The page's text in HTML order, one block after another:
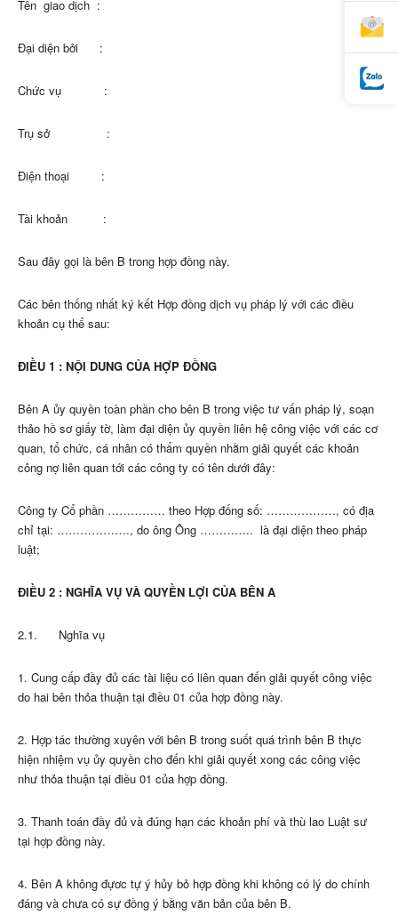
Tên giao dịch :
Đại diện bởi :
Chức vụ :
Trụ sở :
Điện thoại :
Tài khoản :
Sau đây gọi là bên B trong hợp đồng này.
Các bên thống nhất ký kết Hợp đồng dịch vụ pháp lý với các điều
khoản cụ thể sau:
ĐIỀU 1 : NỘI DUNG CỦA HỢP ĐỒNG
Bên A ủy quyền toàn phần cho bên B trong việc tư vấn pháp lý, soạn
thảo hồ sơ giấy tờ, làm đại diện ủy quyền liên hệ công việc với các cơ
quan, tổ chức, cá nhân có thẩm quyền nhằm giải quyết các khoản
công nợ liên quan tới các công ty có tên dưới đây:
Công ty Cổ phần …………… theo Hợp đống số: ………………, có địa
chỉ tại: ………………., do ông Ông ………….. là đại diện theo pháp
luật;
ĐIỀU 2 : NGHĨA VỤ VÀ QUYỀN LỢI CỦA BÊN A
2.1. Nghĩa vụ
1. Cung cấp đầy đủ các tài liệu có liên quan đến giải quyết công việc
do hai bên thỏa thuận tại điều 01 của hợp đồng này.
2. Hợp tác thường xuyên với bên B trong suốt quá trình bên B thực
hiện nhiệm vụ ủy quyền cho đến khi giải quyết xong các công việc
như thỏa thuận tại điều 01 của hợp đồng.
3. Thanh toán đầy đủ và đúng hạn các khoản phí và thù lao Luật sư
tại hợp đồng này.
4. Bên A không đựơc tự ý hủy bỏ hợp đồng khi không có lý do chính
đáng và chưa có sự đồng ý bằng văn bản của bên B.